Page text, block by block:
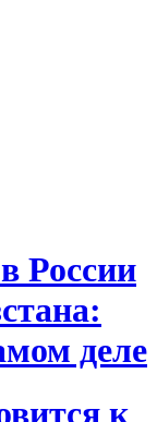
России
деле
к